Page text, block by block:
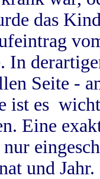
das
In
Seite -
ist es
Eine
und Jahr.